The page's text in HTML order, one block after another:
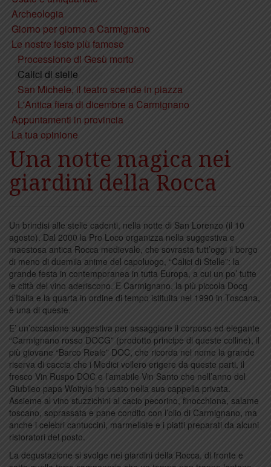
Archeologia
Giorno per giorno a Carmignano
Le nostre feste più famose
Processione di Gesù morto
Calici di stelle
San Michele, il teatro scende in piazza
L'Antica fiera di dicembre a Carmignano
Appuntamenti in provincia
La tua opinione
Una notte magica nei
giardini della Rocca
Un brindisi alle stelle cadenti, nella notte di San Lorenzo (il 10
agosto). Dal 2000 la Pro Loco organizza nella suggestiva e
maestosa antica Rocca medievale, che sovrasta tutt’oggi il borgo
di meno di duemila anime del capoluogo, “Calici di Stelle”: la
grande festa in contemporanea in tutta Europa, a cui un po’ tutte
le città del vino aderiscono. E Carmignano, la più piccola Docg
d’Italia e la quarta in ordine di tempo istituita nel 1990 in Toscana,
è una di queste.
E’ un’occasione suggestiva per assaggiare il corposo ed elegante
“Carmignano rosso DOCG” (prodotto principe di queste colline), il
più giovane “Barco Reale” DOC, che ricorda nel nome la grande
riserva di caccia che i Medici vollero erigere da queste parti, il
fresco Vin Ruspo DOC e l’amabile Vin Santo che nell’anno del
Giubileo papa Woityla ha usato nella sua cappella privata.
Assieme al vino stuzzichini al cacio pecorino, finocchiona, salame
toscano, soprassata e pane condito con l’olio di Carmignano, ma
anche i celebri cantuccini, marmellate e i piatti preparati da alcuni
ristoratori del posto.
La degustazione si svolge nei giardini della Rocca, di fronte e